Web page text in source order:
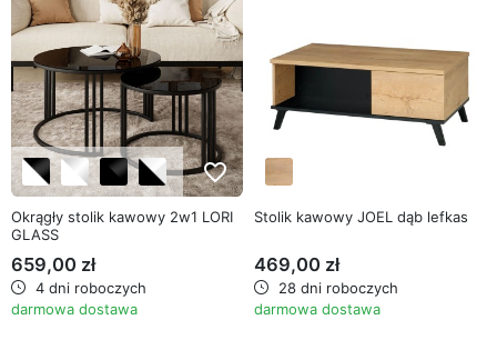
favorite_border
Okrągły stolik kawowy 2w1 LORI
GLASS
659,00 zł
4 dni roboczych
darmowa dostawa
Stolik kawowy JOEL dąb lefkas
469,00 zł
28 dni roboczych
darmowa dostawa